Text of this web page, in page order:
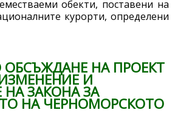
обекти, поставени на
курорти, определени
за обществено обсъждане
на наредба за принудително
на заповеди за премахване
обекти, поставени на
на националните курорти,
с решение на министерския
НА ПРОЕКТ
И
ЗАКОНА ЗА
НА ЧЕРНОМОРСКОТО